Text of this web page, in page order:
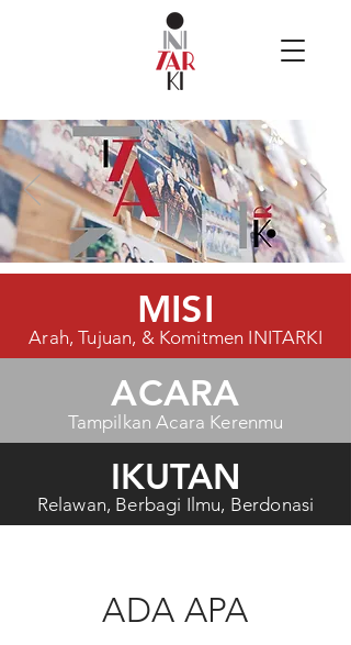
MISI
Arah, Tujuan, & Komitmen INITARKI
ACARA
Tampilkan Acara Kerenmu
IKUTAN
Relawan, Berbagi Ilmu, Berdonasi
ADA APA